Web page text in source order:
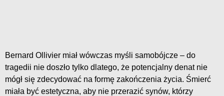
Bernard Ollivier miał wówczas myśli samobójcze – do
tragedii nie doszło tylko dlatego, że potencjalny denat nie
mógł się zdecydować na formę zakończenia życia. Śmierć
miała być estetyczna, aby nie przerazić synów, którzy